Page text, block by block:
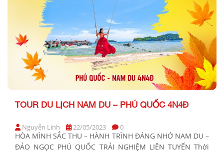
TOUR DU LỊCH NAM DU – PHÚ QUỐC 4N4Đ
Nguyễn Linh 22/05/2023 0
HÒA MÌNH SẮC THU – HÀNH TRÌNH ĐÁNG NHỚ NAM DU –
ĐẢO NGỌC PHÚ QUỐC TRẢI NGHIỆM LIÊN TUYẾN Thời